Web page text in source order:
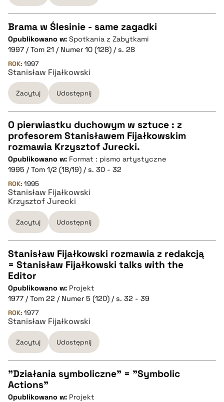
pobierz cytat
CZYSTY TEKST
pobierz cytat
BIBTEX
pobierz cytat
Brama w Ślesinie - same zagadki
Opublikowano w: Spotkania z Zabytkami
1997 / Tom 21 / Numer 10 (128) / s. 28
ROK: 1997
Stanisław Fijałkowski
Zacytuj Udostępnij
CZYSTY TEKST
pobierz cytat
BIBTEX
pobierz cytat
O pierwiastku duchowym w sztuce : z
profesorem Stanisławem Fijałkowskim
rozmawia Krzysztof Jurecki.
Opublikowano w: Format : pismo artystyczne
1995 / Tom 1/2 (18/19) / s. 30 - 32
ROK: 1995
Stanisław Fijałkowski
Krzysztof Jurecki
Zacytuj Udostępnij
CZYSTY TEKST
pobierz cytat
BIBTEX
pobierz cytat
Stanisław Fijałkowski rozmawia z redakcją
= Stanisław Fijałkowski talks with the
Editor
Opublikowano w: Projekt
1977 / Tom 22 / Numer 5 (120) / s. 32 - 39
ROK: 1977
Stanisław Fijałkowski
Zacytuj Udostępnij
CZYSTY TEKST
"Działania symboliczne" = "Symbolic
Actions"
Opublikowano w: Projekt